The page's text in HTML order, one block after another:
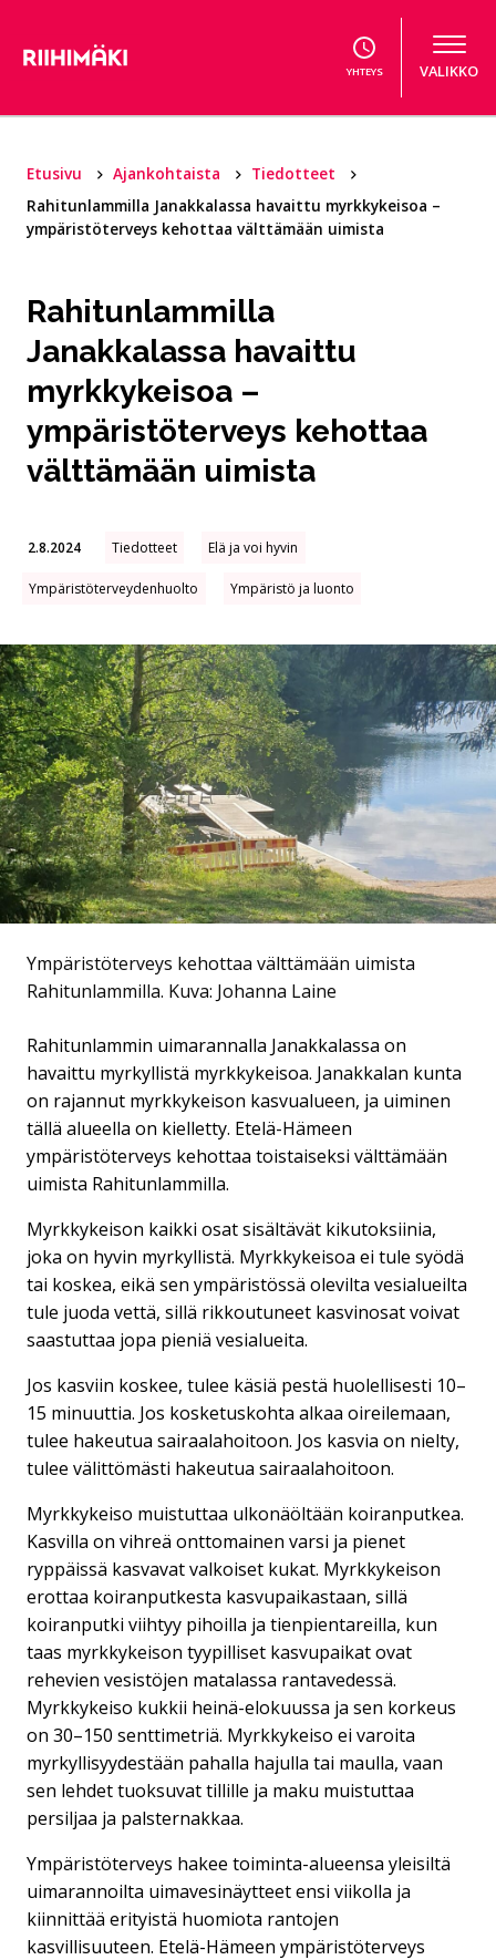
YHTEYS VALIKKO
Etusivu Ajankohtaista
Tiedotteet
Rahitunlammilla Janakkalassa havaittu myrkkykeisoa –
ympäristöterveys kehottaa välttämään uimista
Rahitunlammilla
Janakkalassa havaittu
myrkkykeisoa –
ympäristöterveys kehottaa
välttämään uimista
2.8.2024 Tiedotteet Elä ja voi hyvin
Ympäristöterveydenhuolto Ympäristö ja luonto
Ympäristöterveys kehottaa välttämään uimista
Rahitunlammilla. Kuva: Johanna Laine
Rahitunlammin uimarannalla Janakkalassa on
havaittu myrkyllistä myrkkykeisoa. Janakkalan kunta
on rajannut myrkkykeison kasvualueen, ja uiminen
tällä alueella on kielletty. Etelä-Hämeen
ympäristöterveys kehottaa toistaiseksi välttämään
uimista Rahitunlammilla.
Myrkkykeison kaikki osat sisältävät kikutoksiinia,
joka on hyvin myrkyllistä. Myrkkykeisoa ei tule syödä
tai koskea, eikä sen ympäristössä olevilta vesialueilta
tule juoda vettä, sillä rikkoutuneet kasvinosat voivat
saastuttaa jopa pieniä vesialueita.
Jos kasviin koskee, tulee käsiä pestä huolellisesti 10–
15 minuuttia. Jos kosketuskohta alkaa oireilemaan,
tulee hakeutua sairaalahoitoon. Jos kasvia on nielty,
tulee välittömästi hakeutua sairaalahoitoon.
Myrkkykeiso muistuttaa ulkonäöltään koiranputkea.
Kasvilla on vihreä onttomainen varsi ja pienet
ryppäissä kasvavat valkoiset kukat. Myrkkykeison
erottaa koiranputkesta kasvupaikastaan, sillä
koiranputki viihtyy pihoilla ja tienpientareilla, kun
taas myrkkykeison tyypilliset kasvupaikat ovat
rehevien vesistöjen matalassa rantavedessä.
Myrkkykeiso kukkii heinä-elokuussa ja sen korkeus
on 30–150 senttimetriä. Myrkkykeiso ei varoita
myrkyllisyydestään pahalla hajulla tai maulla, vaan
sen lehdet tuoksuvat tillille ja maku muistuttaa
persiljaa ja palsternakkaa.
Ympäristöterveys hakee toiminta-alueensa yleisiltä
uimarannoilta uimavesinäytteet ensi viikolla ja
kiinnittää erityistä huomiota rantojen
kasvillisuuteen. Etelä-Hämeen ympäristöterveys